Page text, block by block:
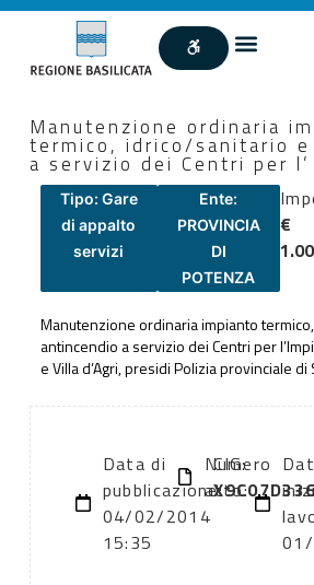
Manutenzione ordinaria
termico, idrico/sanitario e
a servizio dei Centri per l’
Tipo: Gare
di appalto
servizi
Ente:
PROVINCIA
DI
POTENZA
€
Manutenzione ordinaria impianto
antincendio a servizio dei Centri per
e Villa d’Agri, presidi Polizia provinciale di
Data di
pubblicazione:
04/02/2014
15:35
Numero
atto:
CIG: